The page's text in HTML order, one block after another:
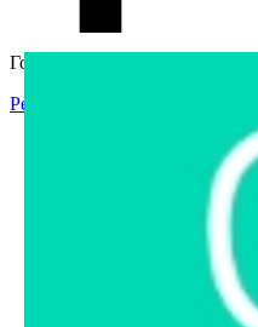
Гостевой доступ
Регистрация
Интернет-магазин
Интернет-витрина